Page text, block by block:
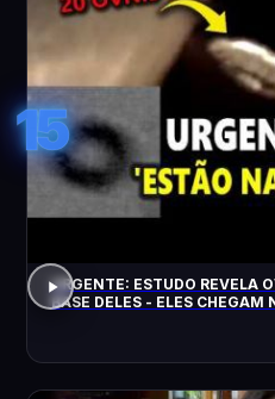
15
URGENTE: ESTUDO REVELA
BASE DELES - ELES